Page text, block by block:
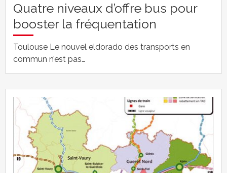
Quatre niveaux d’offre bus pour
booster la fréquentation
Toulouse Le nouvel eldorado des transports en
commun n’est pas…